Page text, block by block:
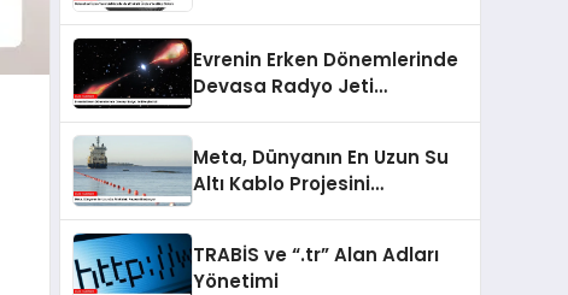
Evrenin Erken Dönemlerinde
Devasa Radyo Jeti
Meta, Dünyanın En Uzun Su
Altı Kablo Projesini
TRABİS ve “.tr” Alan Adları
Yönetimi